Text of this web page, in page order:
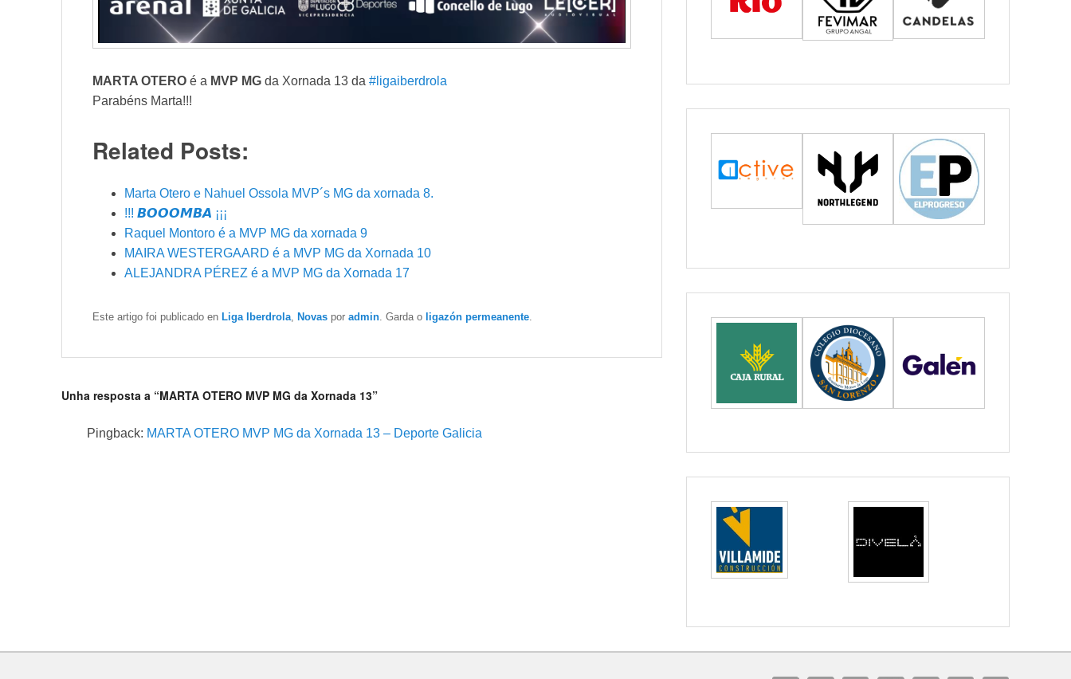
MARTA OTERO é a MVP MG da Xornada 13 da #ligaiberdrola
Parabéns Marta!!!
Related Posts:
Marta Otero e Nahuel Ossola MVP´s MG da xornada 8.
!!! 𝘽𝙊𝙊𝙊𝙈𝘽𝘼 ¡¡¡
Raquel Montoro é a MVP MG da xornada 9
MAIRA WESTERGAARD é a MVP MG da Xornada 10
ALEJANDRA PÉREZ é a MVP MG da Xornada 17
Este artigo foi publicado en Liga Iberdrola Novas por admin . Garda o ligazón permeanente
Unha resposta a “MARTA OTERO MVP MG da Xornada 13”
Pingback: MARTA OTERO MVP MG da Xornada 13 – Deporte Galicia